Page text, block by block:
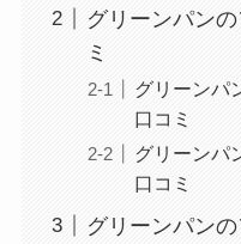
グリーンパン
ミ
グリーンパ
口コミ
グリーンパ
口コミ
グリーンパン